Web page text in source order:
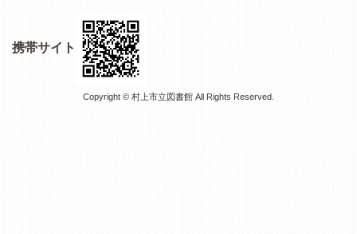
携帯サイト
Copyright © 村上市立図書館 All Rights Reserved.